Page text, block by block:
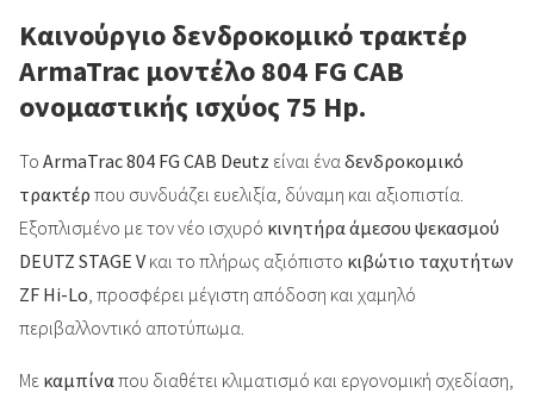
Καινούργιο δενδροκομικό τρακτέρ
ArmaTrac μοντέλο 804 FG CAB
ονομαστικής ισχύος 75 Hp.
Το ArmaTrac 804 FG CAB Deutz είναι ένα δενδροκομικό
τρακτέρ που συνδυάζει ευελιξία, δύναμη και αξιοπιστία.
Εξοπλισμένο με τον νέο ισχυρό κινητήρα άμεσου ψεκασμού
DEUTZ STAGE V και το πλήρως αξιόπιστο κιβώτιο ταχυτήτων
ZF Hi-Lo , προσφέρει μέγιστη απόδοση και χαμηλό
περιβαλλοντικό αποτύπωμα.
Με καμπίνα που διαθέτει κλιματισμό και εργονομική σχεδίαση,